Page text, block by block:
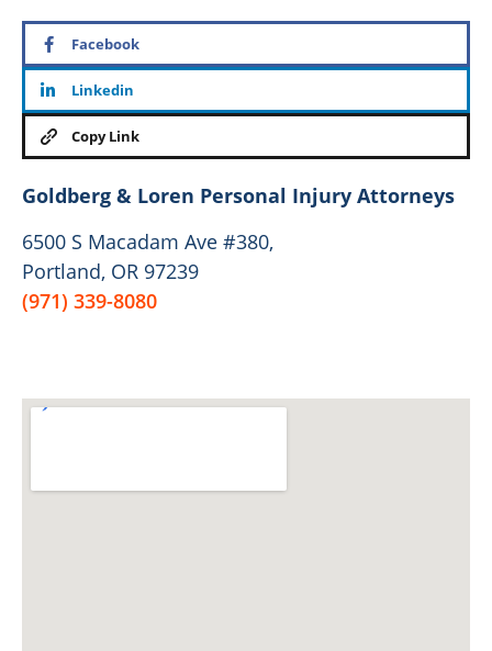
Facebook
Linkedin
Copy Link
Goldberg & Loren Personal Injury Attorneys
6500 S Macadam Ave #380,
Portland, OR 97239
(971) 339-8080